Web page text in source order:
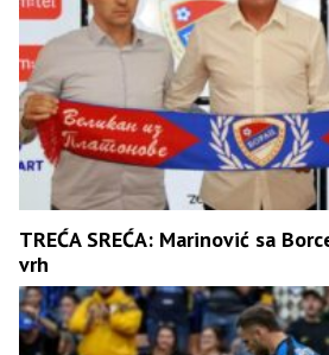
TREĆA SREĆA: Marinović sa
vrh